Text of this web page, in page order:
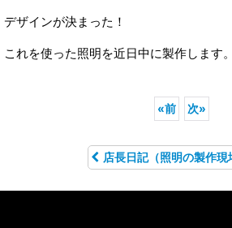
デザインが決まった！
これを使った照明を近日中に製作します。
«前 次»
店長日記（照明の製作現